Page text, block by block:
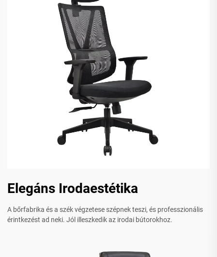
Elegáns Irodaestétika
A bőrfabrika és a szék végzetese szépnek teszi, és professzionális
érintkezést ad neki. Jól illeszkedik az irodai bútorokhoz.